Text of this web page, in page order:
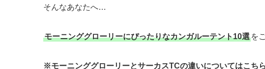
そんなあなたへ…
モーニンググローリーにぴったりなカンガルーテント10選 を
※モーニンググローリーとサーカスTCの違いについてはこち